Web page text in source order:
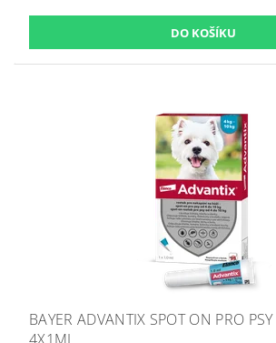
BAYER ADVANTIX SPOT ON PRO